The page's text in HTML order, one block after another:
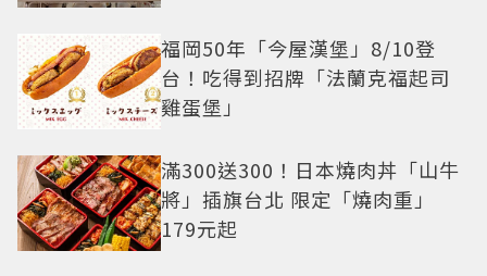
福岡50年「今屋漢堡」8/10登
台！吃得到招牌「法蘭克福起司
雞蛋堡」
滿300送300！日本燒肉丼「山牛
將」插旗台北 限定「燒肉重」
179元起